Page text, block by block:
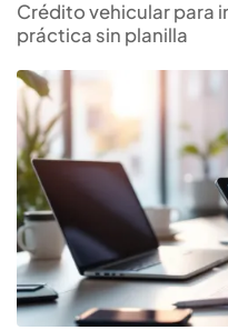
Crédito vehicular para
práctica sin planilla